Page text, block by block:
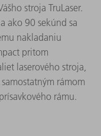
stroja TruLaser.
ako 90 sekúnd sa
nakladaniu
pritom
laserového stroja,
rámom
rámu.